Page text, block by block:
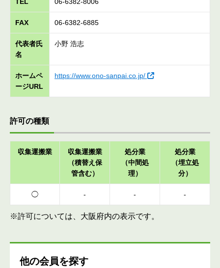
FAX 06-6382-6885
代表者氏
名
小野 浩志
ホームペ
ージURL
https://www.ono-sanpai.co.jp/
許可の種類
収集運搬業
収集運搬業
（積替え保
管含む）
処分業
（中間処
理）
処分業
（埋立処
分）
◯ - - -
※許可については、大阪府内の表示です。
他の会員を探す